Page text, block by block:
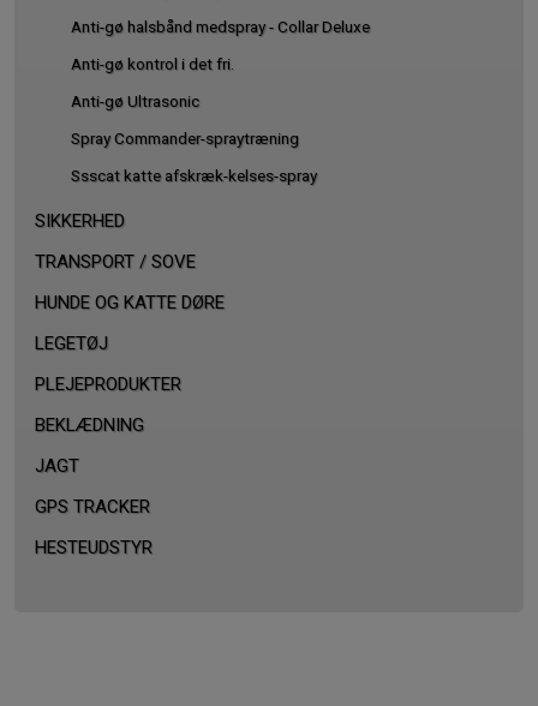
Anti-gø halsbånd medspray - Collar Deluxe
Anti-gø kontrol i det fri.
Anti-gø Ultrasonic
Spray Commander-spraytræning
Ssscat katte afskræk-kelses-spray
SIKKERHED
TRANSPORT / SOVE
HUNDE OG KATTE DØRE
LEGETØJ
PLEJEPRODUKTER
BEKLÆDNING
JAGT
GPS TRACKER
HESTEUDSTYR